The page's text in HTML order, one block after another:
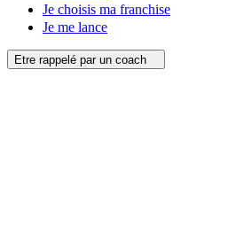
Je choisis ma franchise
Je me lance
Etre rappelé par un coach